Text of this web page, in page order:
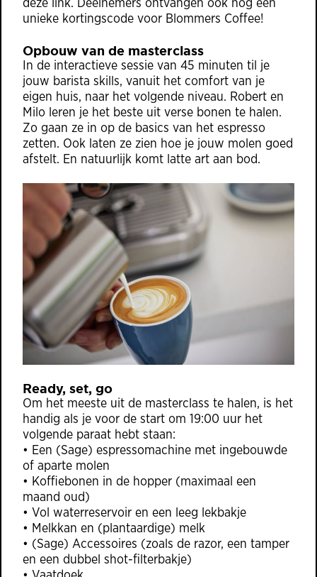
deze link. Deelnemers ontvangen ook nog een
unieke kortingscode voor Blommers Coffee!
Opbouw van de masterclass
In de interactieve sessie van 45 minuten til je
jouw barista skills, vanuit het comfort van je
eigen huis, naar het volgende niveau. Robert en
Milo leren je het beste uit verse bonen te halen.
Zo gaan ze in op de basics van het espresso
zetten. Ook laten ze zien hoe je jouw molen goed
afstelt. En natuurlijk komt latte art aan bod.
Ready, set, go
Om het meeste uit de masterclass te halen, is het
handig als je voor de start om 19:00 uur het
volgende paraat hebt staan:
• Een (Sage) espressomachine met ingebouwde
of aparte molen
• Koffiebonen in de hopper (maximaal een
maand oud)
• Vol waterreservoir en een leeg lekbakje
• Melkkan en (plantaardige) melk
• (Sage) Accessoires (zoals de razor, een tamper
en een dubbel shot-filterbakje)